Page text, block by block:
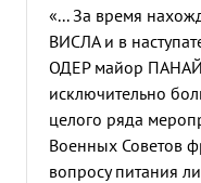
«... За время
ВИСЛА и в
ОДЕР майор
исключительно
целого ряда
Военных Советов
вопросу питания